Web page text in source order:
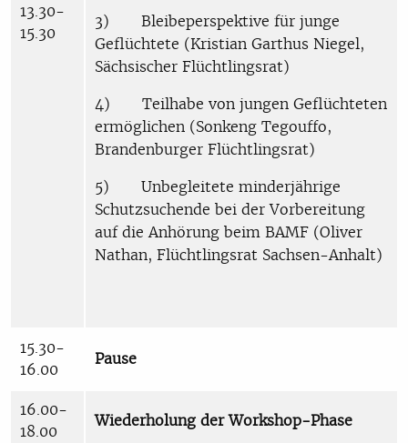
13.30-
15.30
3) Bleibeperspektive für junge
Geflüchtete (Kristian Garthus Niegel,
Sächsischer Flüchtlingsrat)
4) Teilhabe von jungen Geflüchteten
ermöglichen (Sonkeng Tegouffo,
Brandenburger Flüchtlingsrat)
5) Unbegleitete minderjährige
Schutzsuchende bei der Vorbereitung
auf die Anhörung beim BAMF (Oliver
Nathan, Flüchtlingsrat Sachsen-Anhalt)
15.30-
16.00
Pause
16.00-
18.00
Wiederholung der Workshop-Phase